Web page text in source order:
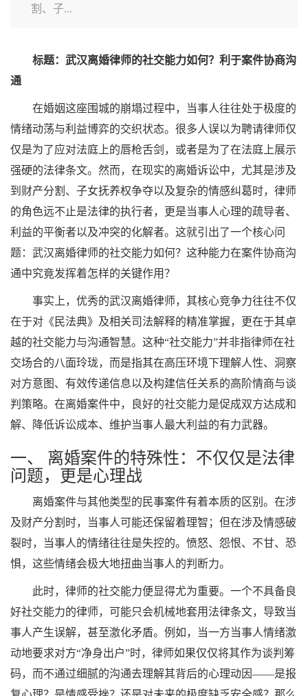
割、子...
标题：武汉离婚律师的社交能力如何？利于案件协商沟
通
在婚姻这座围城的崩塌过程中，当事人往往处于极度的
情绪动荡与利益博弈的交织状态。很多人误以为聘请律师仅
仅是为了应对法庭上的唇枪舌剑，或者是为了在法庭上展示
强硬的法律条文。然而，在现实的离婚诉讼中，尤其是涉及
到财产分割、子女抚养权争夺以及复杂的情感纠葛时，律师
的角色远不止是法律的执行者，更是当事人心理的疏导者、
利益的平衡者以及冲突的化解者。这就引出了一个核心问
题：武汉离婚律师的社交能力如何？这种能力在案件协商沟
通中究竟发挥着怎样的关键作用？
事实上，优秀的武汉离婚律师，其核心竞争力往往不仅
在于对《民法典》及相关司法解释的精准掌握，更在于其卓
越的社交能力与沟通智慧。这种“社交能力”并非指律师在社
交场合的八面玲珑，而是指其在高压环境下理解人性、洞察
对方意图、有效传递信息以及构建信任关系的高阶情商与谈
判策略。在离婚案件中，良好的社交能力是促成双方达成和
解、降低诉讼成本、维护当事人最大利益的有力武器。
一、 离婚案件的特殊性：不仅仅是法律
问题，更是心理战
离婚案件与其他类型的民事案件有着本质的区别。在涉
及财产分割时，当事人可能还保留着理智；但在涉及情感破
裂时，当事人的情绪往往是失控的。愤怒、怨恨、不甘、恐
惧，这些情绪会极大地扭曲当事人的判断力。
此时，律师的社交能力便显得尤为重要。一个不具备良
好社交能力的律师，可能只会机械地套用法律条文，导致当
事人产生误解，甚至激化矛盾。例如，当一方当事人情绪激
动地要求对方“净身出户”时，律师如果仅仅将其作为谈判筹
码，而不通过细腻的沟通去理解其背后的心理动因——是报